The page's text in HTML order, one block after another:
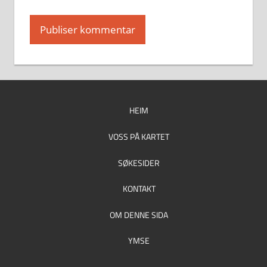
HEIM
VOSS PÅ KARTET
SØKESIDER
KONTAKT
OM DENNE SIDA
YMSE